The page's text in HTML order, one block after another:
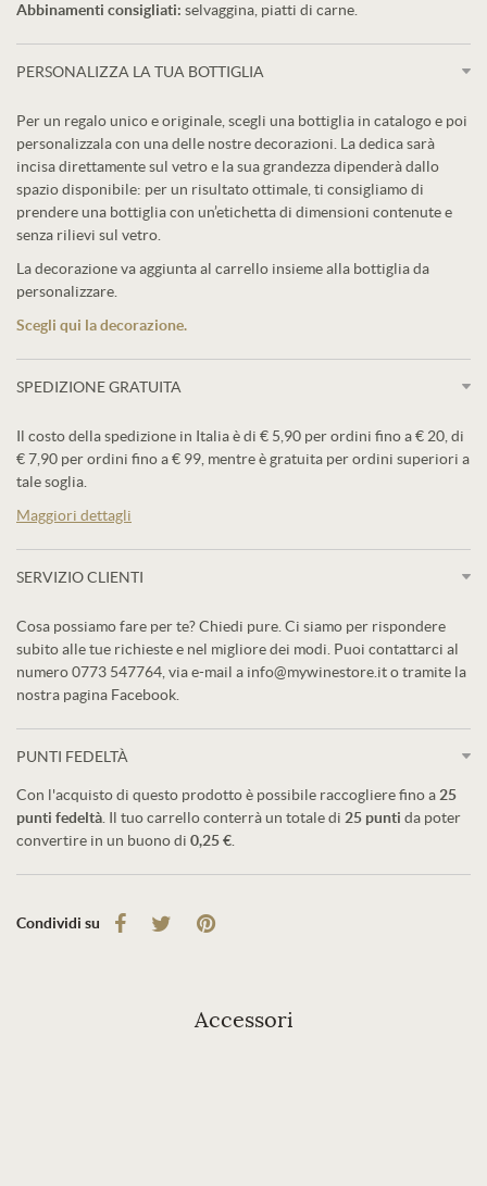
Abbinamenti consigliati: selvaggina, piatti di carne.
PERSONALIZZA LA TUA BOTTIGLIA
Per un regalo unico e originale, scegli una bottiglia in catalogo e poi
personalizzala con una delle nostre decorazioni. La dedica sarà
incisa direttamente sul vetro e la sua grandezza dipenderà dallo
spazio disponibile: per un risultato ottimale, ti consigliamo di
prendere una bottiglia con un’etichetta di dimensioni contenute e
senza rilievi sul vetro.
La decorazione va aggiunta al carrello insieme alla bottiglia da
personalizzare.
Scegli qui la decorazione.
SPEDIZIONE GRATUITA
Il costo della spedizione in Italia è di € 5,90 per ordini fino a € 20, di
€ 7,90 per ordini fino a € 99, mentre è gratuita per ordini superiori a
tale soglia.
Maggiori dettagli
SERVIZIO CLIENTI
Cosa possiamo fare per te? Chiedi pure. Ci siamo per rispondere
subito alle tue richieste e nel migliore dei modi. Puoi contattarci al
numero 0773 547764, via e-mail a info@mywinestore.it o tramite la
nostra pagina Facebook.
PUNTI FEDELTÀ
Con l'acquisto di questo prodotto è possibile raccogliere fino a 25
punti fedeltà . Il tuo carrello conterrà un totale di 25 punti da poter
convertire in un buono di 0,25 €
Condividi su
Accessori